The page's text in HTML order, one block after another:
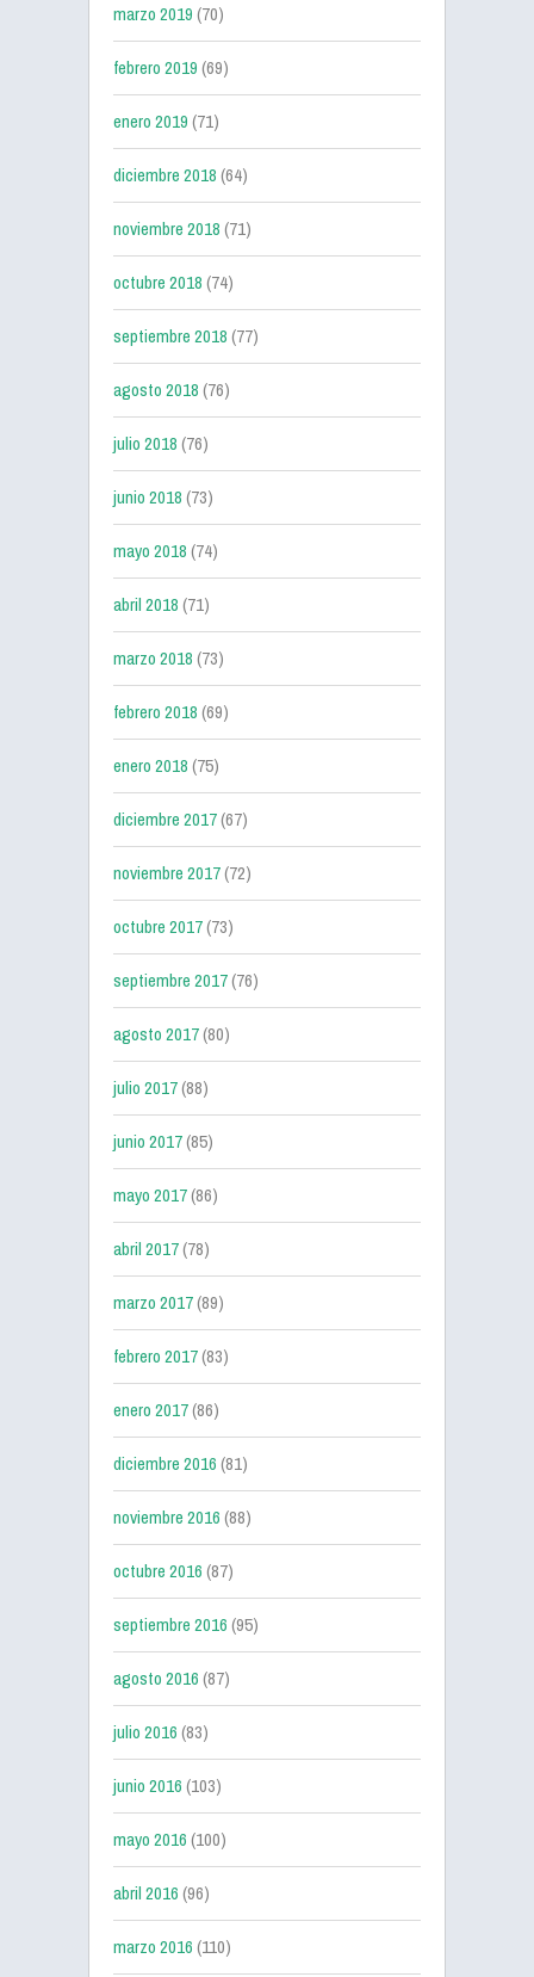
marzo 2019(70)
febrero 2019(69)
enero 2019(71)
diciembre 2018(64)
noviembre 2018(71)
octubre 2018(74)
septiembre 2018(77)
agosto 2018(76)
julio 2018(76)
junio 2018(73)
mayo 2018(74)
abril 2018(71)
marzo 2018(73)
febrero 2018(69)
enero 2018(75)
diciembre 2017(67)
noviembre 2017(72)
octubre 2017(73)
septiembre 2017(76)
agosto 2017(80)
julio 2017(88)
junio 2017(85)
mayo 2017(86)
abril 2017(78)
marzo 2017(89)
febrero 2017(83)
enero 2017(86)
diciembre 2016(81)
noviembre 2016(88)
octubre 2016(87)
septiembre 2016(95)
agosto 2016(87)
julio 2016(83)
junio 2016(103)
mayo 2016(100)
abril 2016(96)
marzo 2016(110)